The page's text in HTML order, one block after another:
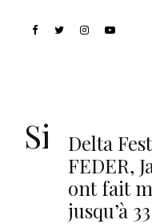
Simina
Delta
FEDER,
ont fait
jusqu’à